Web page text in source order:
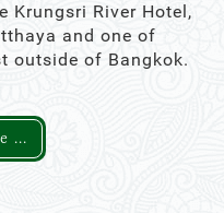
Krungsri River Hotel,
and one of
outside of Bangkok.
...